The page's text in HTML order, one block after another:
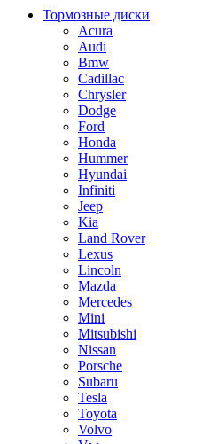
Тормозные диски
Acura
Audi
Bmw
Cadillac
Chrysler
Dodge
Ford
Honda
Hummer
Hyundai
Infiniti
Jeep
Kia
Land Rover
Lexus
Lincoln
Mazda
Mercedes
Mini
Mitsubishi
Nissan
Porsche
Subaru
Tesla
Toyota
Volvo